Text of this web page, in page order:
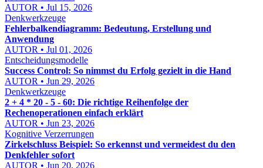
AUTOR • Jul 15, 2026
Denkwerkzeuge
Fehlerbalkendiagramm: Bedeutung, Erstellung und
Anwendung
AUTOR • Jul 01, 2026
Entscheidungsmodelle
Success Control: So nimmst du Erfolg gezielt in die Hand
AUTOR • Jun 29, 2026
Denkwerkzeuge
2 + 4 * 20 - 5 - 60: Die richtige Reihenfolge der
Rechenoperationen einfach erklärt
AUTOR • Jun 23, 2026
Kognitive Verzerrungen
Zirkelschluss Beispiel: So erkennst und vermeidest du den
Denkfehler sofort
AUTOR • Jun 20, 2026